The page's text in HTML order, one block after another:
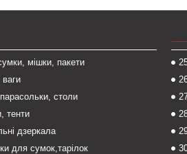
мішки, пакети
ваги
парасольки, столи
тенти
дзеркала
для сумок,тарілок